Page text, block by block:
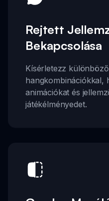
Rejtett
Bekapcsolása
Kísérletezz
hangkombinációkkal,
animációkat és
játékélményedet.